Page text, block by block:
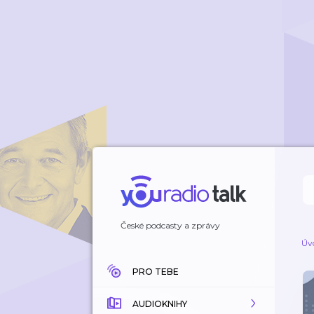
České podcasty a zprávy
PRO TEBE
AUDIOKNIHY